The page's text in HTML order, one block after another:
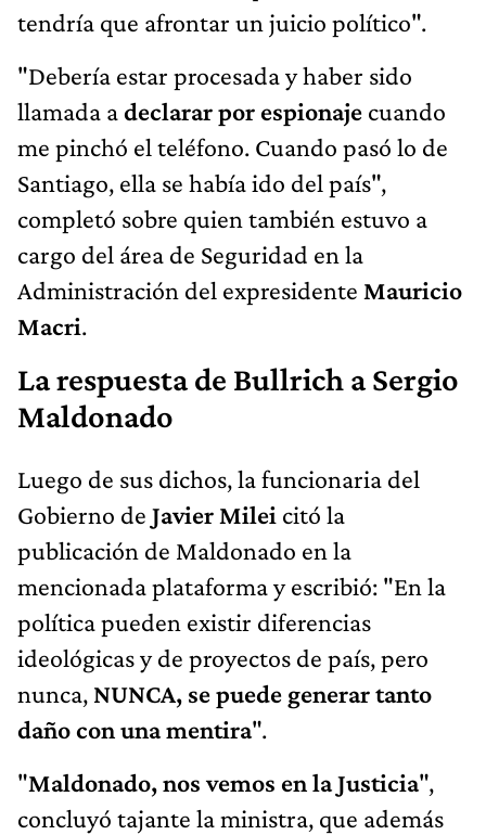
tendría que afrontar un juicio político".
"Debería estar procesada y haber sido
llamada adeclarar por espionaje cuando
me pinchó el teléfono. Cuando pasó lo de
Santiago, ella se había ido del país",
completó sobre quien también estuvo a
cargo del área de Seguridad en la
Administración del expresidente Mauricio
Macri.
La respuesta de Bullrich a Sergio
Maldonado
Luego de sus dichos, la funcionaria del
Gobierno de Javier Milei citó la
publicación de Maldonado en la
mencionada plataforma y escribió: "En la
política pueden existir diferencias
ideológicas y de proyectos de país, pero
nunca, NUNCA, se puede generar tanto
daño con una mentira".
"Maldonado, nos vemos en la Justicia",
concluyó tajante la ministra, que además